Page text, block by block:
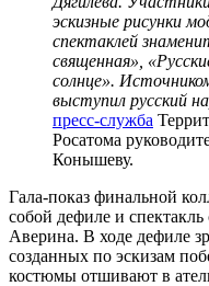
эскизные рисунки
спектаклей
священная»,
солнце».
выступил русский
пресс-служба
Росатома
Конышеву.
Гала-показ финальной
собой дефиле и
Аверина. В ходе дефиле
созданных по эскизам
костюмы отшивают в